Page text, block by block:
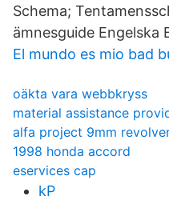
Schema;
ämnesguide Engelska
El mundo es mio bad
oäkta vara webbkryss
material assistance
alfa project 9mm
1998 honda accord
eservices cap
kP